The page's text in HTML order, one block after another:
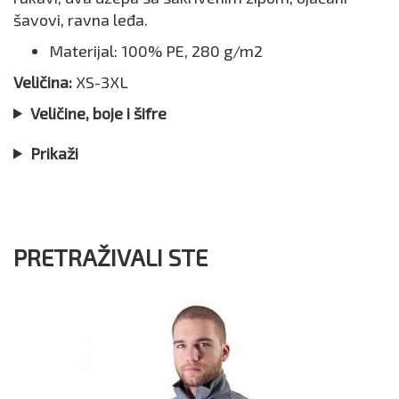
šavovi, ravna leđa.
Materijal: 100% PE, 280 g/m2
Veličina: XS-3XL
Veličine, boje i šifre
Prikaži
PRETRAŽIVALI STE